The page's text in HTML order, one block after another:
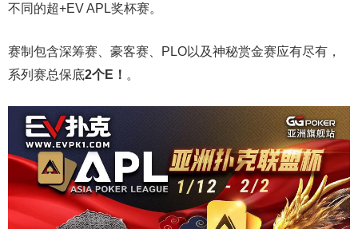
不同的超+EV APL奖杯赛。
赛制包含深筹赛、豪客赛、PLO以及神秘赏金赛应有尽有，
系列赛总保底2个E！ 。